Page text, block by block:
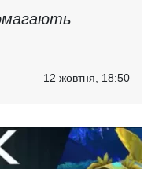
12 жовтня, 18:50